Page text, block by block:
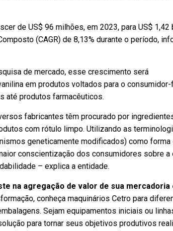
de US$ 96 milhões, em 2023, para US$ 1,42
(CAGR) de 8,13% durante o período,
de mercado, esse crescimento será
em produtos voltados para o consumidor-
até produtos farmacêuticos.
fabricantes têm procurado por
com rótulo limpo. Utilizando as
geneticamente modificados) como forma
conscientização dos consumidores sobre a
– explica a entidade.
na agregação de valor de sua mercadoria
conheça maquinários Cetro para
Sejam equipamentos iniciais ou
para tornar seus objetivos produtivos